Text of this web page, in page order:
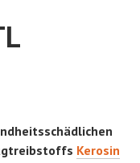
Kerosin